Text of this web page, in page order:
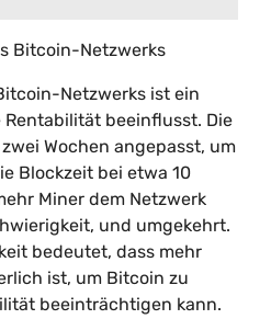
Bitcoin-Netzwerks
Netzwerks ist ein
Rentabilität beeinflusst. Die
Wochen angepasst, um
Blockzeit bei etwa 10
Miner dem Netzwerk
und umgekehrt.
bedeutet, dass mehr
ist, um Bitcoin zu
beeinträchtigen kann.